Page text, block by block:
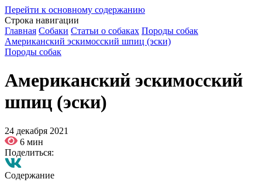
Перейти к основному содержанию
Строка навигации
Главная Собаки Статьи о собаках Породы собак
Американский эскимосский шпиц (эски)
Породы собак
Американский эскимосский
шпиц (эски)
24 декабря 2021
6 мин
Поделиться:
Содержание